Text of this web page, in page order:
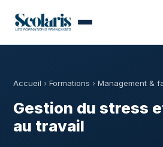
Accueil › Formations › Management &
Gestion du stress
au travail